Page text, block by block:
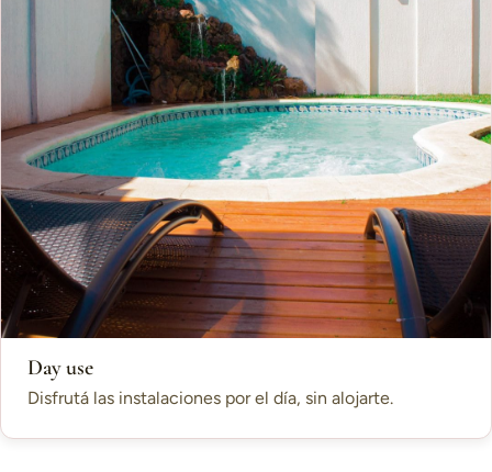
Day use
Disfrutá las instalaciones por el día, sin alojarte.